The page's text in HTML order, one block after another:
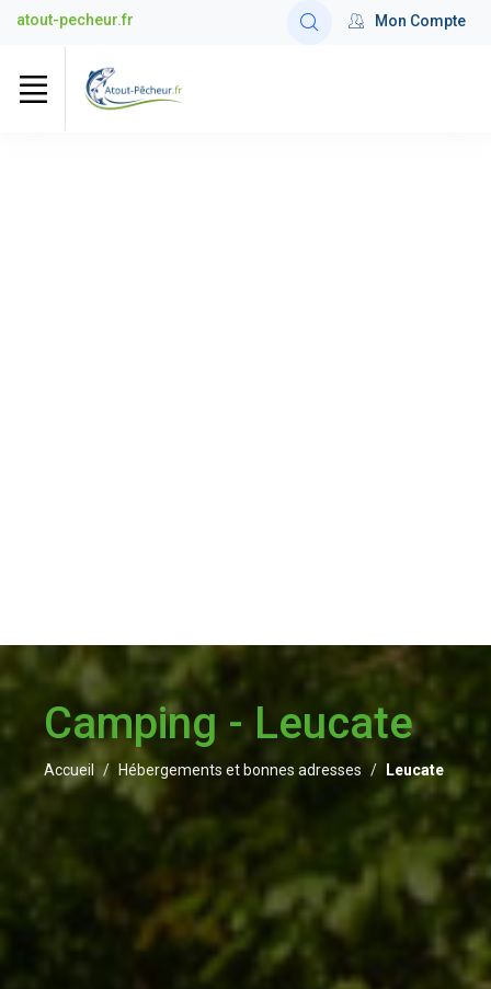
atout-pecheur.fr Mon Compte
Camping - Leucate
Accueil Hébergements et bonnes adresses Leucate